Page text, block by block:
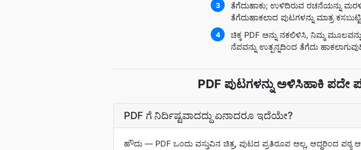
3
ತೆಗೆದುಹಾಕು; ಉಳಿದಿರುವ ರಚನೆಯನ್ನು
ತೆಗೆದುಹಾಕಲಾದ ಪುಟಗಳನ್ನು ಮಾತ್ರ
4
ಚಿಕ್ಕ PDF ಅನ್ನು ನಕಲಿಳಿಸಿ, ನಿಮ್ಮ
ನೆಪವನ್ನು ಉತ್ಪನ್ನದಿಂದ ತೆಗೆದು
PDF ಪುಟಗಳನ್ನು ಅಳಿಸಿಹಾಕಿ ಪದೇ
PDF ಗೆ ನಿರ್ದಿಷ್ಟವಾದದ್ದು ಏನಾದರೂ ಇದೆಯೇ?
ಹೌದು — PDF ಒಂದು ವಸ್ತುವಿನ ಚಿತ್ರ, ಪುಟದ ಪ್ರತಿರೂಪ ಅಲ್ಲ, ಆದ್ದರಿಂದ